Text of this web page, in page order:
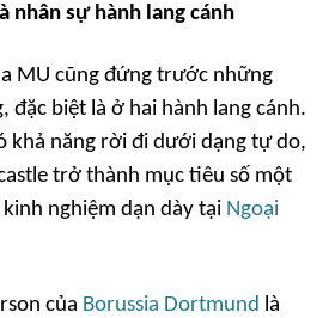
nhân sự hành lang cánh
MU cũng đứng trước những
đặc biệt là ở hai hành lang cánh.
khả năng rời đi dưới dạng tự do,
trở thành mục tiêu số một
nghiệm dạn dày tại Ngoại
của Borussia Dortmund là